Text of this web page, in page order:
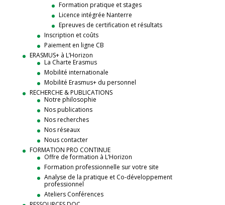
Formation pratique et stages
Licence intégrée Nanterre
Epreuves de certification et résultats
Inscription et coûts
Paiement en ligne CB
ERASMUS+ à L’Horizon
La Charte Erasmus
Mobilité internationale
Mobilité Erasmus+ du personnel
RECHERCHE & PUBLICATIONS
Notre philosophie
Nos publications
Nos recherches
Nos réseaux
Nous contacter
FORMATION PRO CONTINUE
Offre de formation à L’Horizon
Formation professionnelle sur votre site
Analyse de la pratique et Co-développement
professionnel
Ateliers Conférences